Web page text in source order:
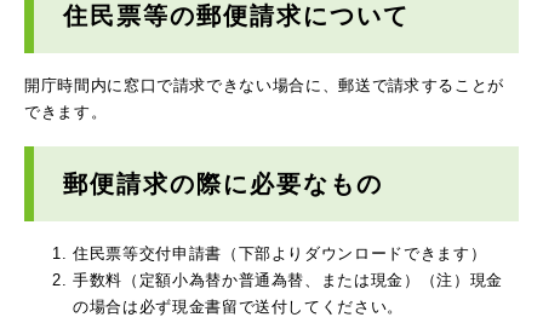
住民票等の郵便請求について
開庁時間内に窓口で請求できない場合に、郵送で請求することが
できます。
郵便請求の際に必要なもの
住民票等交付申請書（下部よりダウンロードできます）
手数料（定額小為替か普通為替、または現金）（注）現金
の場合は必ず現金書留で送付してください。